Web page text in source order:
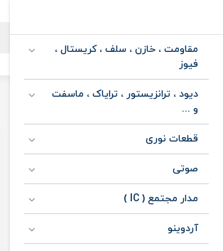
مقاومت ، خازن ، سلف ، کریستال ،
فیوز
دیود ، ترانزیستور ، ترایاک ، ماسفت
و ...
قطعات نوری
صوتی
مدار مجتمع ( IC )
آردوینو